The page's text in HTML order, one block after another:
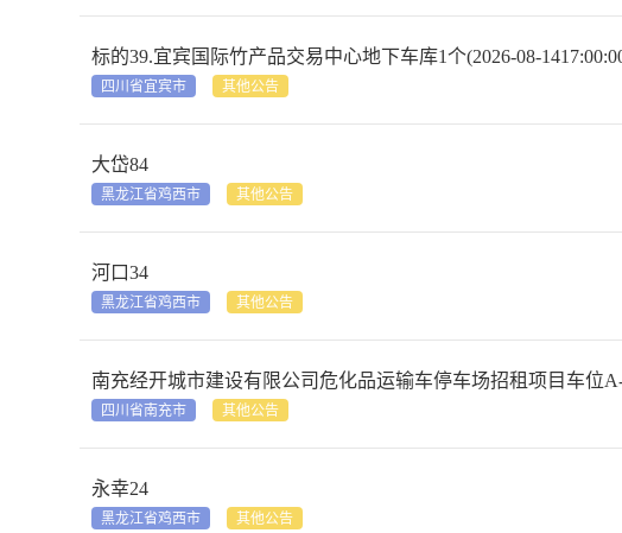
标的39.宜宾国际竹产品交易中心地下车库1个(2026-08-
四川省宜宾市 其他公告
大岱84
黑龙江省鸡西市 其他公告
河口34
黑龙江省鸡西市 其他公告
南充经开城市建设有限公司危化品运输车停车场招租项目车位A-
四川省南充市 其他公告
永幸24
黑龙江省鸡西市 其他公告